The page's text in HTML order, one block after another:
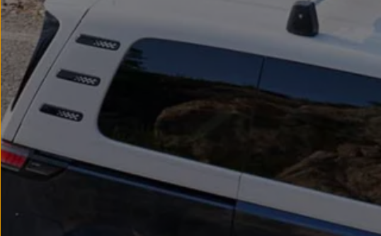
Usługi cyfrowe
Aktualizacje oprogramowania, map i radia
Aplikacje Volkswagen, logowanie i sklep
Znajdź usługi dla swojego modelu
Połączenie telefonu komórkowego z pojazdem
We Charge
Strefa kierowcy
Elektroniczna Instrukcja Obsługi
Informacje dla klientów
Informator o pojeździe
Gwarancje
Lampki ostrzegawcze i sygnalizacyjne
Starsze modele i generacje – archiwum oraz dane techniczne
Certyfikaty
Wszystkie usługi
Dla przyszłych użytkowników Volkswagena
Dla obecnych użytkowników Volkswagena